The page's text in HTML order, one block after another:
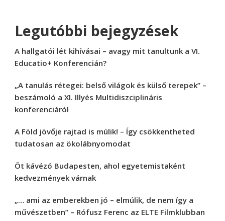
Legutóbbi bejegyzések
A hallgatói lét kihívásai – avagy mit tanultunk a VI.
Educatio+ Konferencián?
„A tanulás rétegei: belső világok és külső terepek” –
beszámoló a XI. Illyés Multidiszciplináris
konferenciáról
A Föld jövője rajtad is múlik! – Így csökkentheted
tudatosan az ökolábnyomodat
Öt kávézó Budapesten, ahol egyetemistaként
kedvezmények várnak
„… ami az emberekben jó – elmúlik, de nem így a
művészetben” – Rófusz Ferenc az ELTE Filmklubban